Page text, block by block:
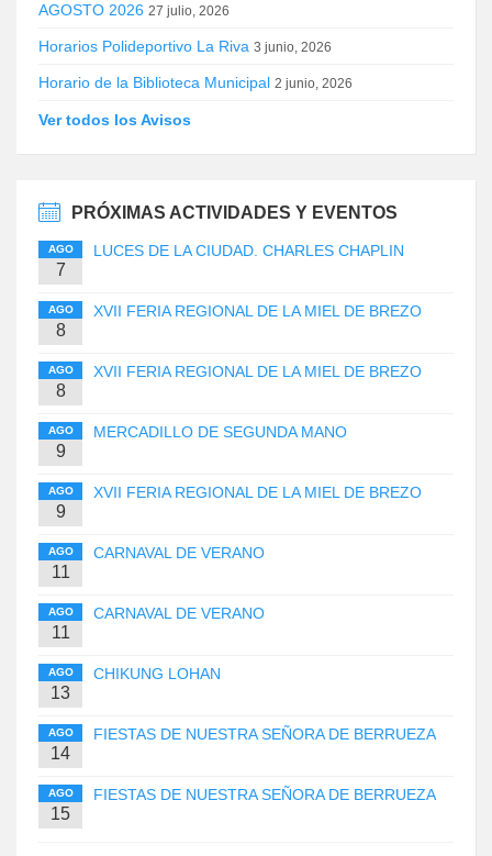
AGOSTO 2026 27 julio, 2026
Horarios Polideportivo La Riva 3 junio, 2026
Horario de la Biblioteca Municipal 2 junio, 2026
Ver todos los Avisos
PRÓXIMAS ACTIVIDADES Y EVENTOS
AGO
7
LUCES DE LA CIUDAD. CHARLES CHAPLIN
AGO
8
XVII FERIA REGIONAL DE LA MIEL DE BREZO
AGO
8
XVII FERIA REGIONAL DE LA MIEL DE BREZO
AGO
9
MERCADILLO DE SEGUNDA MANO
AGO
9
XVII FERIA REGIONAL DE LA MIEL DE BREZO
AGO
11
CARNAVAL DE VERANO
AGO
11
CARNAVAL DE VERANO
AGO
13
CHIKUNG LOHAN
AGO
14
FIESTAS DE NUESTRA SEÑORA DE BERRUEZA
AGO
15
FIESTAS DE NUESTRA SEÑORA DE BERRUEZA